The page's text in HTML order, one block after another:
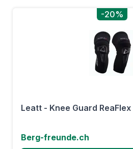
-20%
Leatt - Knee Guard
Berg-freunde.ch